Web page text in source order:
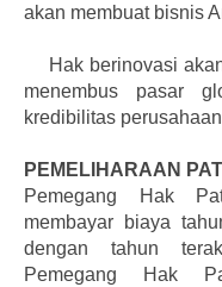
akan membuat bisnis
Hak berinovasi
menembus pasar
kredibilitas
PEMELIHARAAN
Pemegang Hak
membayar biaya
dengan tahun
Pemegang Hak